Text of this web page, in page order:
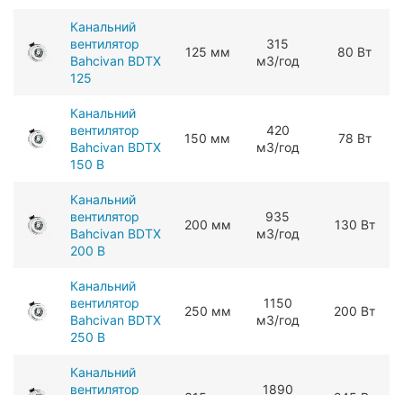
Канальний
вентилятор
Bahcivan BDTX
125
125 мм
315
мЗ/год
80 Вт
Канальний
вентилятор
Bahcivan BDTX
150 B
150 мм
420
мЗ/год
78 Вт
Канальний
вентилятор
Bahcivan BDTX
200 B
200 мм
935
мЗ/год
130 Вт
Канальний
вентилятор
Bahcivan BDTX
250 B
250 мм
1150
мЗ/год
200 Вт
Канальний
вентилятор
1890